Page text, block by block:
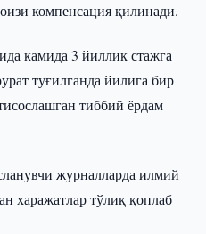
компенсация қилинади.
камида 3 йиллик стажга
туғилганда йилига бир
тиббий ёрдам
журналларда илмий
харажатлар тўлиқ қоплаб